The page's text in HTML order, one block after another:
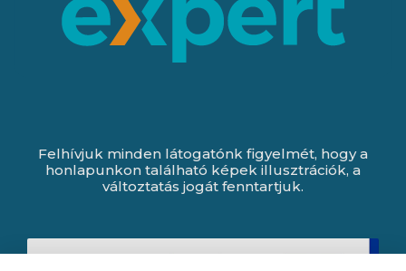
Felhívjuk minden látogatónk figyelmét, hogy a
honlapunkon található képek illusztrációk, a
változtatás jogát fenntartjuk.